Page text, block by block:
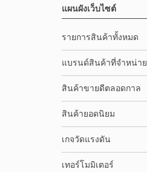
แผนผังเว็บไซต์
รายการสินค้าทั้งหมด
แบรนด์สินค้าที่จำหน่าย
สินค้าขายดีตลอดกาล
สินค้ายอดนิยม
เกจวัดแรงดัน
เทอร์โมมิเตอร์